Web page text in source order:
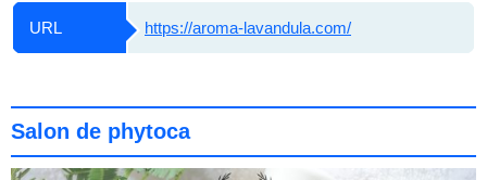
URL https://aroma-lavandula.com/
Salon de phytoca